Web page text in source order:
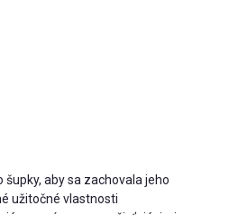
aby sa zachovala jeho
užitočné vlastnosti